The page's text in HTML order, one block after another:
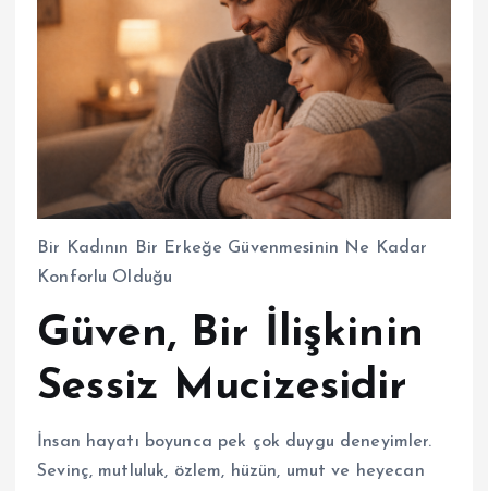
Bir Kadının Bir Erkeğe Güvenmesinin Ne Kadar
Konforlu Olduğu
Güven, Bir İlişkinin
Sessiz Mucizesidir
İnsan hayatı boyunca pek çok duygu deneyimler.
Sevinç, mutluluk, özlem, hüzün, umut ve heyecan